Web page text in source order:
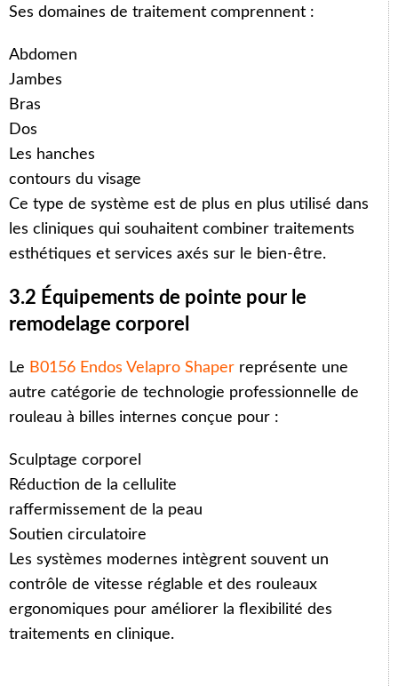
Ses domaines de traitement comprennent :
Abdomen
Jambes
Bras
Dos
Les hanches
contours du visage
Ce type de système est de plus en plus utilisé dans
les cliniques qui souhaitent combiner traitements
esthétiques et services axés sur le bien-être.
3.2 Équipements de pointe pour le
remodelage corporel
Le B0156 Endos Velapro Shaper représente une
autre catégorie de technologie professionnelle de
rouleau à billes internes conçue pour :
Sculptage corporel
Réduction de la cellulite
raffermissement de la peau
Soutien circulatoire
Les systèmes modernes intègrent souvent un
contrôle de vitesse réglable et des rouleaux
ergonomiques pour améliorer la flexibilité des
traitements en clinique.